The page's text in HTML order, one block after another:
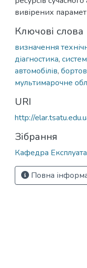
вивірених
Ключові слова
визначення
діагностика,
автомобілів,
мультимарочне
URI
http://
Зібрання
Кафедра
Повна